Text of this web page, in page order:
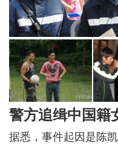
警方追缉中国籍
据悉，事件起因是陈